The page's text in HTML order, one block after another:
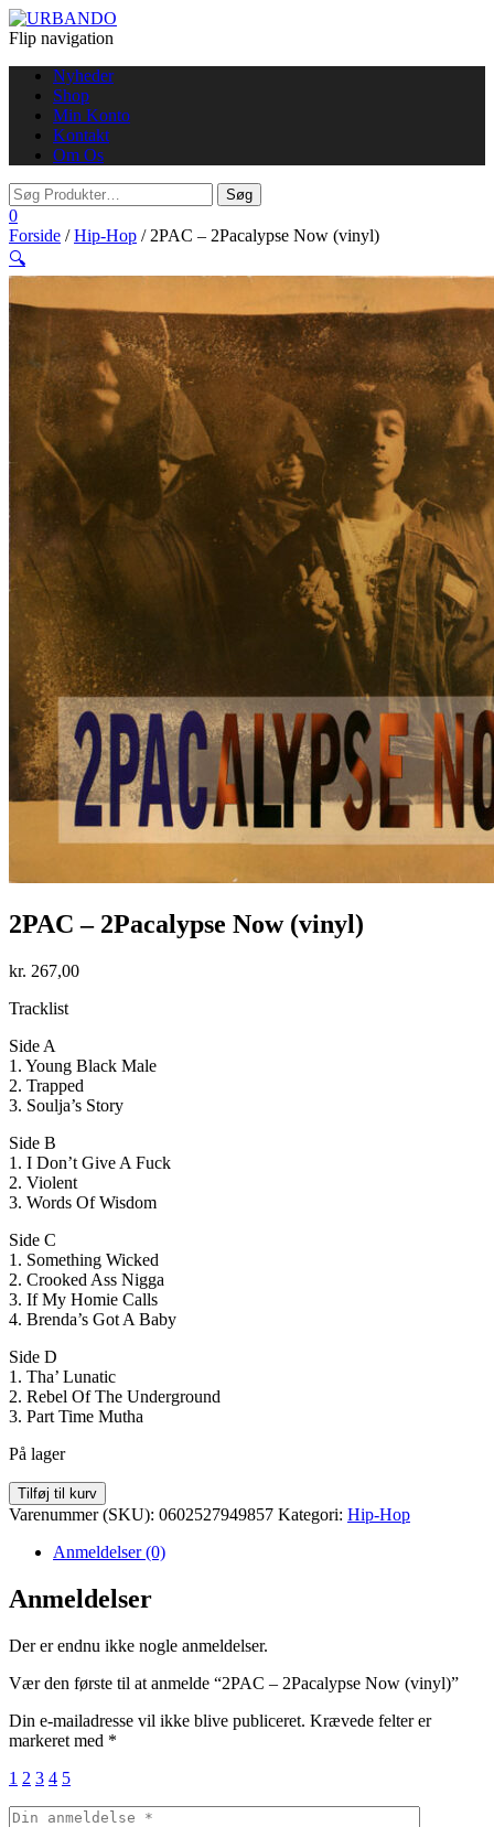
Flip navigation
Nyheder
Shop
Min Konto
Kontakt
Om Os
0
Forside /Hip-Hop / 2PAC – 2Pacalypse Now (vinyl)
🔍
2PAC – 2Pacalypse Now (vinyl)
kr. 267,00
Tracklist
Side A
1. Young Black Male
2. Trapped
3. Soulja’s Story
Side B
1. I Don’t Give A Fuck
2. Violent
3. Words Of Wisdom
Side C
1. Something Wicked
2. Crooked Ass Nigga
3. If My Homie Calls
4. Brenda’s Got A Baby
Side D
1. Tha’ Lunatic
2. Rebel Of The Underground
3. Part Time Mutha
På lager
2PAC
-
Now
antal
Tilføj til kurv
Varenummer (SKU): 0602527949857 Kategori: Hip-Hop
Anmeldelser (0)
Anmeldelser
Der er endnu ikke nogle anmeldelser.
Vær den første til at anmelde “2PAC – 2Pacalypse Now (vinyl)”
Din e-mailadresse vil ikke blive publiceret. Krævede felter er
markeret med *
1 2 3 4 5